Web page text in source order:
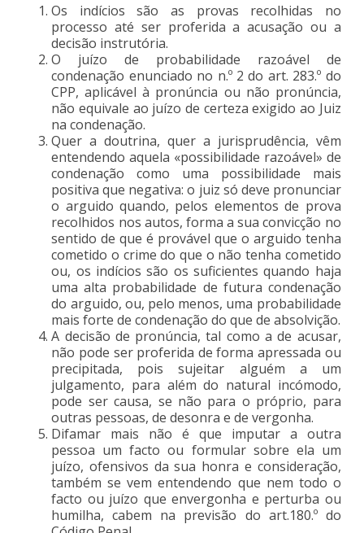
Os indícios são as provas recolhidas no
processo até ser proferida a acusação ou a
decisão instrutória.
O juízo de probabilidade razoável de
condenação enunciado no n.º 2 do art. 283.º do
CPP, aplicável à pronúncia ou não pronúncia,
não equivale ao juízo de certeza exigido ao Juiz
na condenação.
Quer a doutrina, quer a jurisprudência, vêm
entendendo aquela «possibilidade razoável» de
condenação como uma possibilidade mais
positiva que negativa: o juiz só deve pronunciar
o arguido quando, pelos elementos de prova
recolhidos nos autos, forma a sua convicção no
sentido de que é provável que o arguido tenha
cometido o crime do que o não tenha cometido
ou, os indícios são os suficientes quando haja
uma alta probabilidade de futura condenação
do arguido, ou, pelo menos, uma probabilidade
mais forte de condenação do que de absolvição.
A decisão de pronúncia, tal como a de acusar,
não pode ser proferida de forma apressada ou
precipitada, pois sujeitar alguém a um
julgamento, para além do natural incómodo,
pode ser causa, se não para o próprio, para
outras pessoas, de desonra e de vergonha.
Difamar mais não é que imputar a outra
pessoa um facto ou formular sobre ela um
juízo, ofensivos da sua honra e consideração,
também se vem entendendo que nem todo o
facto ou juízo que envergonha e perturba ou
humilha, cabem na previsão do art.180.º do